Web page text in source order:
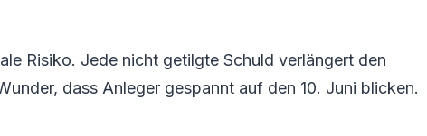
Risiko. Jede nicht getilgte Schuld verlängert den
dass Anleger gespannt auf den 10. Juni blicken.